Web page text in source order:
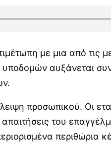
με μια από τις
αυξάνεται
προσωπικού. Οι
του
περιθώρια